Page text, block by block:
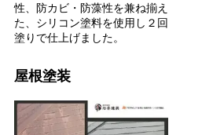
性、防カビ・防藻性を兼ね揃え
た、シリコン塗料を使用し２回
塗りで仕上げました。
屋根塗装